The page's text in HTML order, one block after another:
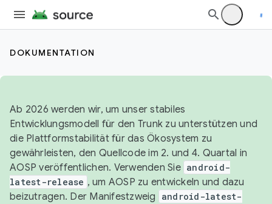
DOKUMENTATION
Ab 2026 werden wir, um unser stabiles
Entwicklungsmodell für den Trunk zu unterstützen und
die Plattformstabilität für das Ökosystem zu
gewährleisten, den Quellcode im 2. und 4. Quartal in
AOSP veröffentlichen. Verwenden Sie android-
latest-release , um AOSP zu entwickeln und dazu
beizutragen. Der Manifestzweig
android-latest-